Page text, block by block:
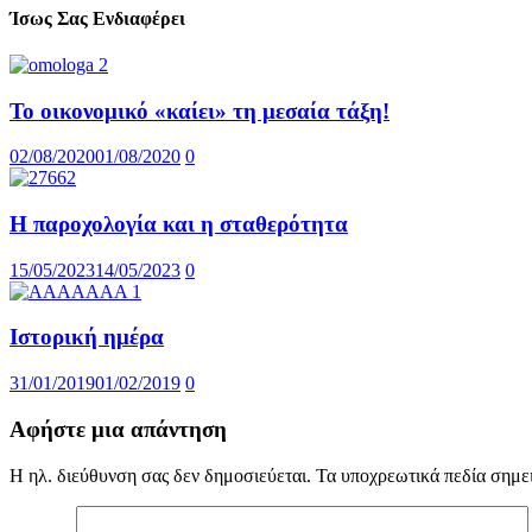
Ίσως Σας Ενδιαφέρει
Το οικονομικό «καίει» τη μεσαία τάξη!
02/08/202001/08/2020 0
Η παροχολογία και η σταθερότητα
15/05/202314/05/2023 0
Ιστορική ημέρα
31/01/201901/02/2019 0
Αφήστε μια απάντηση
Η ηλ. διεύθυνση σας δεν δημοσιεύεται. Τα υποχρεωτικά πεδία